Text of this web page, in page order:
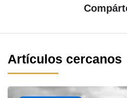
Artículos cercanos